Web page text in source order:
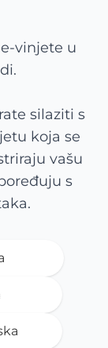
vinjete u
silaziti s
koja se
vašu
s